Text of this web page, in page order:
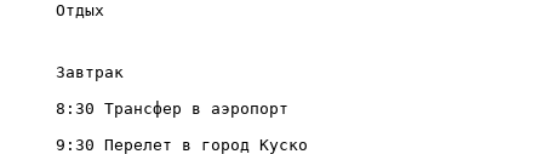
Отдых
Завтрак
8:30 Трансфер в аэропорт
9:30 Перелет в город Куско